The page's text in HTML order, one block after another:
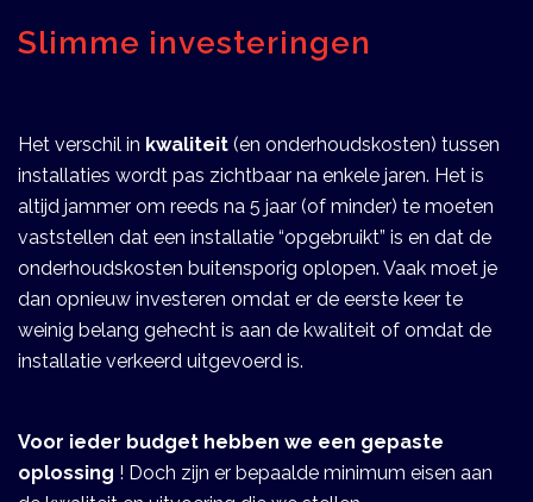
Slimme investeringen
Het verschil in kwaliteit (en onderhoudskosten) tussen
installaties wordt pas zichtbaar na enkele jaren. Het is
altijd jammer om reeds na 5 jaar (of minder) te moeten
vaststellen dat een installatie “opgebruikt” is en dat de
onderhoudskosten buitensporig oplopen. Vaak moet je
dan opnieuw investeren omdat er de eerste keer te
weinig belang gehecht is aan de kwaliteit of omdat de
installatie verkeerd uitgevoerd is.
Voor ieder budget hebben we een gepaste
oplossing ! Doch zijn er bepaalde minimum eisen aan